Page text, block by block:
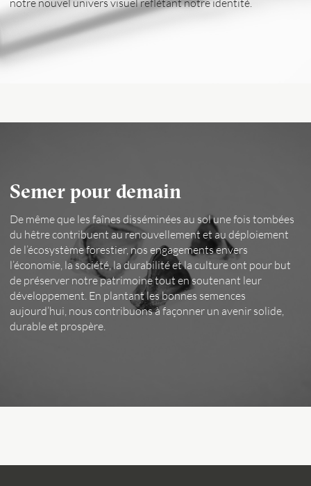
Semer pour demain
De même que les faînes disséminées au sol une fois tombées
du hêtre contribuent au renouvellement et au déploiement
de l’écosystème forestier, nos engagements envers
l’économie, la société, la durabilité et la culture ont pour but
de préserver notre patrimoine tout en soutenant leur
développement. En plantant les bonnes semences
aujourd’hui, nous contribuons à façonner un avenir solide,
durable et prospère.